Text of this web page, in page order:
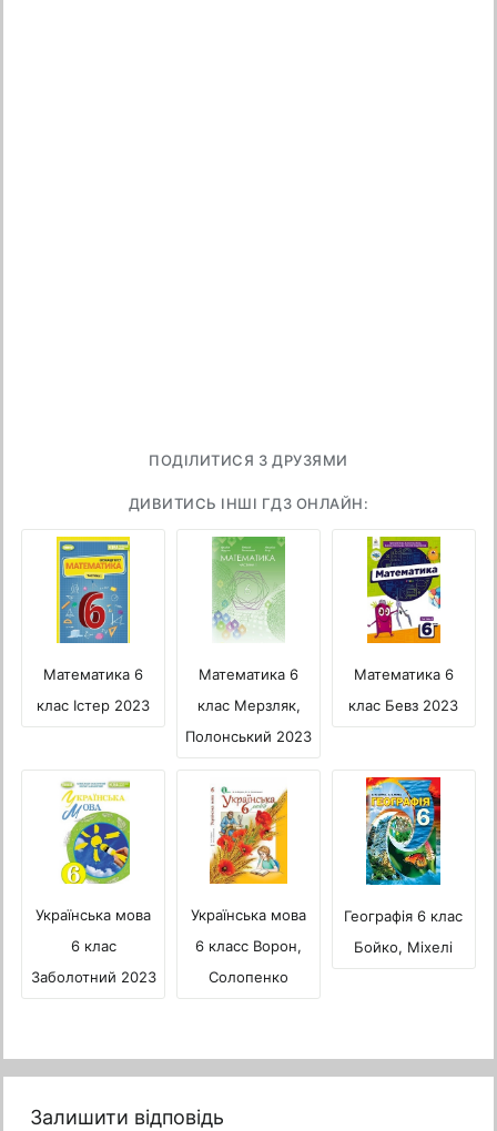
ПОДІЛИТИСЯ З ДРУЗЯМИ
ДИВИТИСЬ ІНШІ ГДЗ ОНЛАЙН:
Математика 6
клас Істер 2023
Математика 6
клас Мерзляк,
Полонський 2023
Математика 6
клас Бевз 2023
Українська мова
6 клас
Заболотний 2023
Українська мова
6 класс Ворон,
Солопенко
Географія 6 клас
Бойко, Міхелі
Залишити відповідь